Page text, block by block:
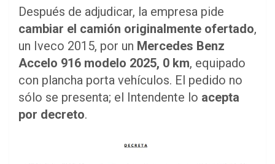
Después de adjudicar, la empresa pide
cambiar el camión originalmente ofertado,
un Iveco 2015, por un Mercedes Benz
Accelo 916 modelo 2025, 0 km, equipado
con plancha porta vehículos. El pedido no
sólo se presenta; el Intendente lo acepta
por decreto.